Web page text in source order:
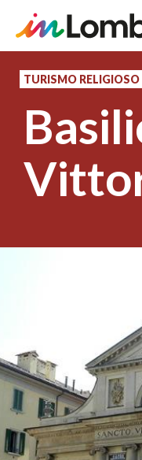
principale
TURISMO RELIGIOSO